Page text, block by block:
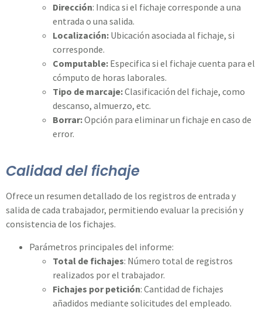
Dirección: Indica si el fichaje corresponde a una
entrada o una salida.
Localización: Ubicación asociada al fichaje, si
corresponde.
Computable: Especifica si el fichaje cuenta para el
cómputo de horas laborales.
Tipo de marcaje:Clasificación del fichaje, como
descanso, almuerzo, etc.
Borrar:Opción para eliminar un fichaje en caso de
error.
Calidad del fichaje
Ofrece un resumen detallado de los registros de entrada y
salida de cada trabajador, permitiendo evaluar la precisión y
consistencia de los fichajes.
Parámetros principales del informe:
Total de fichajes: Número total de registros
realizados por el trabajador.
Fichajes por petición: Cantidad de fichajes
añadidos mediante solicitudes del empleado.